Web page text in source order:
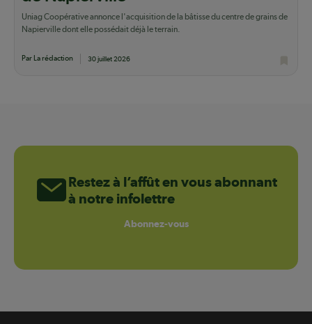
Uniag Coopérative annonce l'acquisition de la bâtisse du centre de grains de
Napierville dont elle possédait déjà le terrain.
Par La rédaction 30 juillet 2026
Restez à l’affût en vous abonnant
à notre infolettre
Abonnez-vous